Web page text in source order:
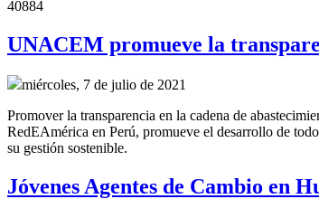
40884
UNACEM promueve la
miércoles, 7 de julio de 2021
Promover la transparencia en la cadena de
RedEAmérica en Perú, promueve el desarrollo de
su gestión sostenible.
Jóvenes Agentes de Cambio en